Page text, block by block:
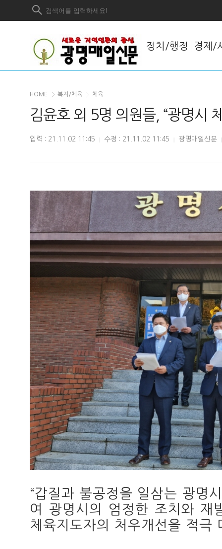
정치/행정 경제/
HOME 복지/체육 체육
김윤호 외 5명 의원들, “광명시
입력 : 21.11.02 11:45 | 수정 : 21.11.02 11:45 | 광명매일신문 |
“갑질과 불공정을 일삼는 광명
여 광명시의 엄정한 조치와 재
체육지도자의 처우개선을 적극